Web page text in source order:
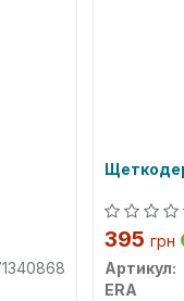
395грн
Артикул:
ERA